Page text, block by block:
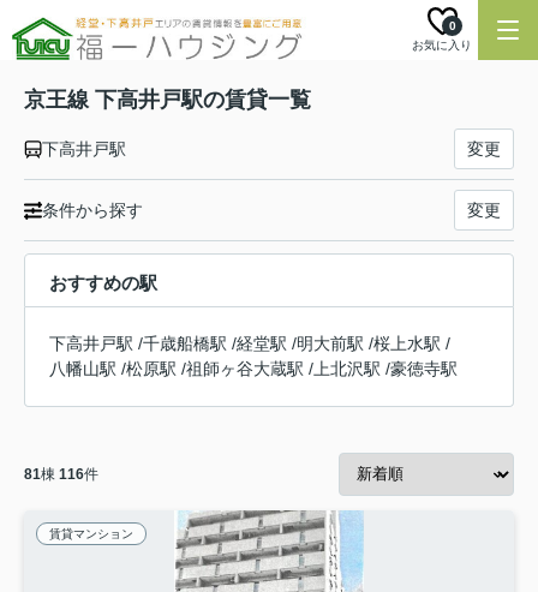
お気に入り
0
京王線 下高井戸駅の賃貸一覧
下高井戸駅 変更
条件から探す 変更
おすすめの駅
下高井戸駅 /千歳船橋駅 /経堂駅 /明大前駅 /桜上水駅 /
八幡山駅 /松原駅 /祖師ヶ谷大蔵駅 / 上北沢駅 /豪徳寺駅
81棟 116件
賃貸マンション